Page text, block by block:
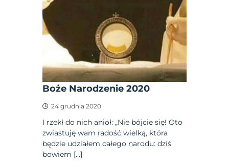
Boże Narodzenie 2020
24 grudnia 2020
I rzekł do nich anioł: „Nie bójcie się! Oto
zwiastuję wam radość wielką, która
będzie udziałem całego narodu: dziś
bowiem […]